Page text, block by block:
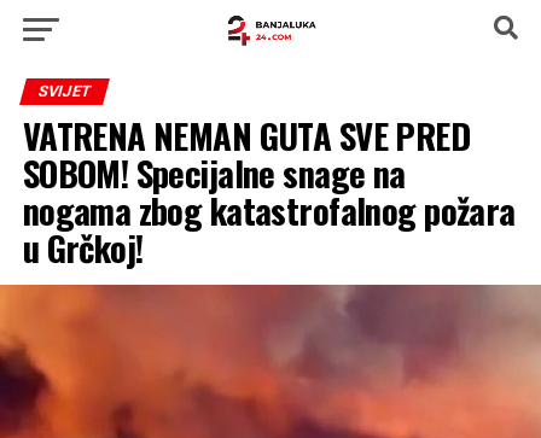
SVIJET
VATRENA NEMAN GUTA SVE PRED
SOBOM! Specijalne snage na
nogama zbog katastrofalnog požara
u Grčkoj!